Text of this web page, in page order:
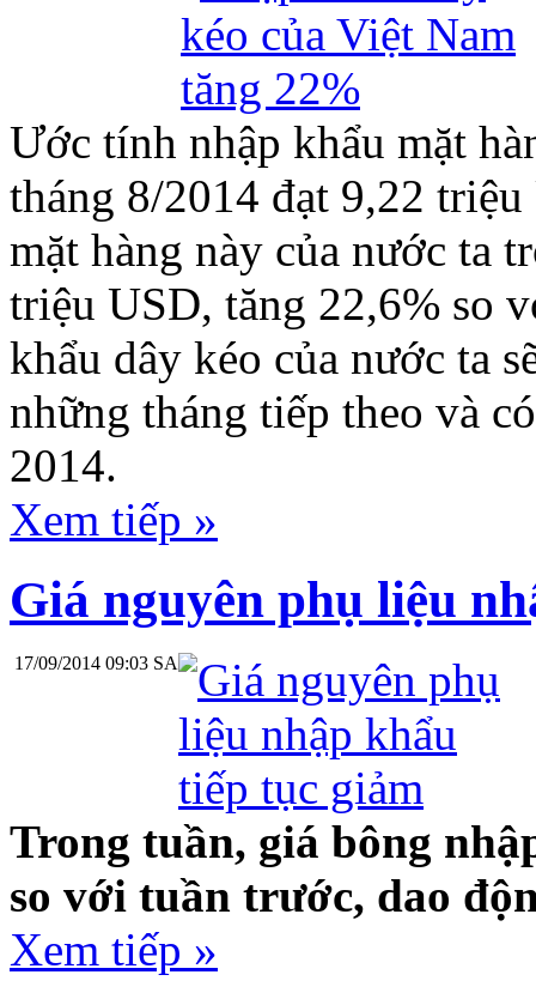
Ước tính nhập khẩu mặt
tháng 8/2014 đạt 9,22
mặt hàng này của nước ta
triệu USD, tăng 22,6% so
khẩu dây kéo của nước ta
những tháng tiếp theo và
2014.
Xem tiếp »
Giá nguyên phụ liệu
17/09/2014 09:03 SA
Trong tuần, giá bông
so với tuần trước, dao
Xem tiếp »